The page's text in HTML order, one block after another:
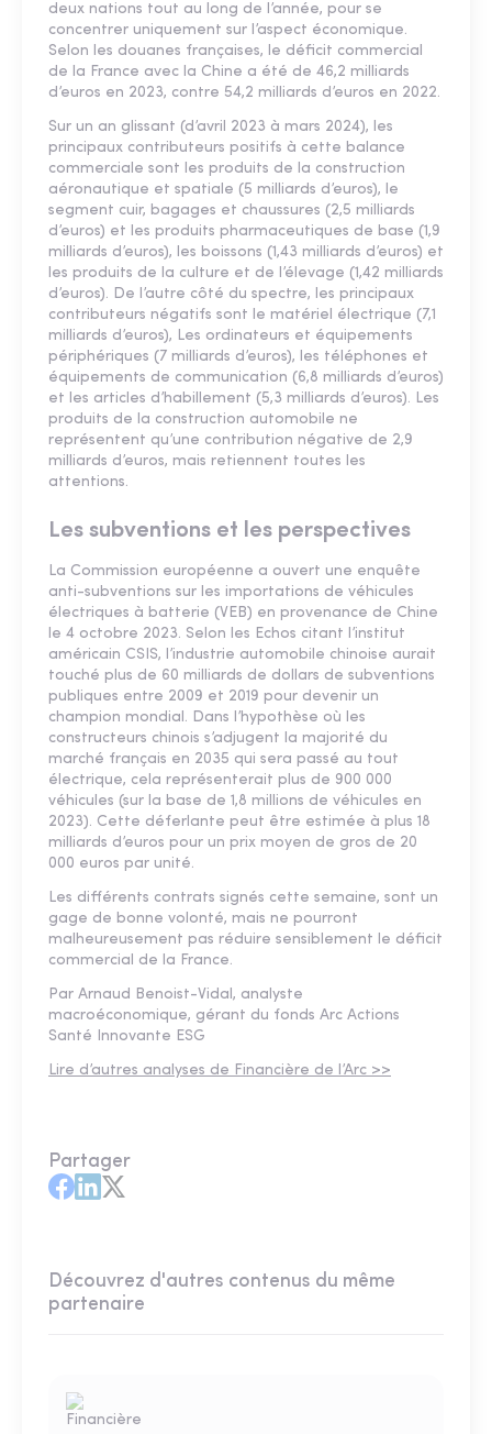
deux nations tout au long de l’année, pour se
concentrer uniquement sur l’aspect économique.
Selon les douanes françaises, le déficit commercial
de la France avec la Chine a été de 46,2 milliards
d’euros en 2023, contre 54,2 milliards d’euros en 2022.
Sur un an glissant (d’avril 2023 à mars 2024), les
principaux contributeurs positifs à cette balance
commerciale sont les produits de la construction
aéronautique et spatiale (5 milliards d’euros), le
segment cuir, bagages et chaussures (2,5 milliards
d’euros) et les produits pharmaceutiques de base (1,9
milliards d’euros), les boissons (1,43 milliards d’euros) et
les produits de la culture et de l’élevage (1,42 milliards
d’euros). De l’autre côté du spectre, les principaux
contributeurs négatifs sont le matériel électrique (7,1
milliards d’euros), Les ordinateurs et équipements
périphériques (7 milliards d’euros), les téléphones et
équipements de communication (6,8 milliards d’euros)
et les articles d’habillement (5,3 milliards d’euros). Les
produits de la construction automobile ne
représentent qu’une contribution négative de 2,9
milliards d’euros, mais retiennent toutes les
attentions.
Les subventions et les perspectives
La Commission européenne a ouvert une enquête
anti-subventions sur les importations de véhicules
électriques à batterie (VEB) en provenance de Chine
le 4 octobre 2023. Selon les Echos citant l’institut
américain CSIS, l’industrie automobile chinoise aurait
touché plus de 60 milliards de dollars de subventions
publiques entre 2009 et 2019 pour devenir un
champion mondial. Dans l’hypothèse où les
constructeurs chinois s’adjugent la majorité du
marché français en 2035 qui sera passé au tout
électrique, cela représenterait plus de 900 000
véhicules (sur la base de 1,8 millions de véhicules en
2023). Cette déferlante peut être estimée à plus 18
milliards d’euros pour un prix moyen de gros de 20
000 euros par unité.
Les différents contrats signés cette semaine, sont un
gage de bonne volonté, mais ne pourront
malheureusement pas réduire sensiblement le déficit
commercial de la France.
Par Arnaud Benoist-Vidal, analyste
macroéconomique, gérant du fonds Arc Actions
Santé Innovante ESG
Lire d’autres analyses de Financière de l’Arc >>
Partager
Découvrez d'autres contenus du même
partenaire